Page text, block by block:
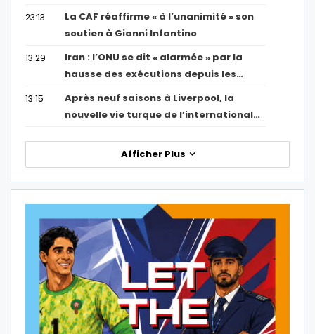
23:13
La CAF réaffirme « à l’unanimité » son
soutien à Gianni Infantino
13:29
Iran : l’ONU se dit « alarmée » par la
hausse des exécutions depuis les…
13:15
Après neuf saisons à Liverpool, la
nouvelle vie turque de l’international…
Afficher Plus